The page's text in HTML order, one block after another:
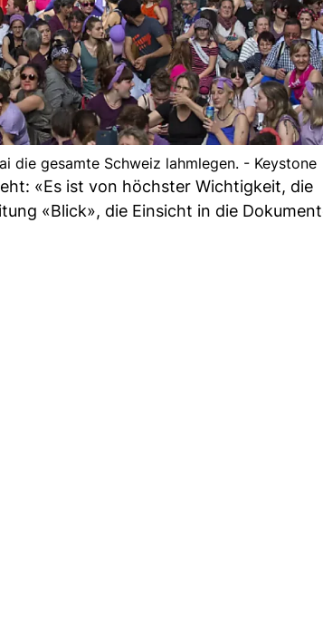
die gesamte Schweiz lahmlegen. - Keystone
«Es ist von höchster Wichtigkeit, die
«Blick», die Einsicht in die